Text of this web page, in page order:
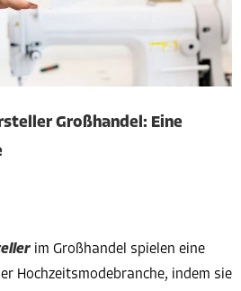
Großhandel: Eine
im Großhandel spielen eine
Hochzeitsmodebranche, indem sie